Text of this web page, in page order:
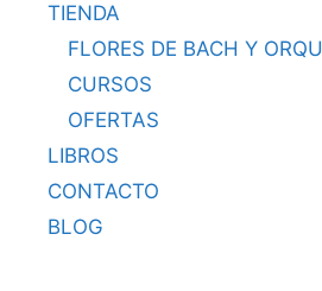
TIENDA
FLORES DE BACH Y
CURSOS
OFERTAS
LIBROS
CONTACTO
BLOG